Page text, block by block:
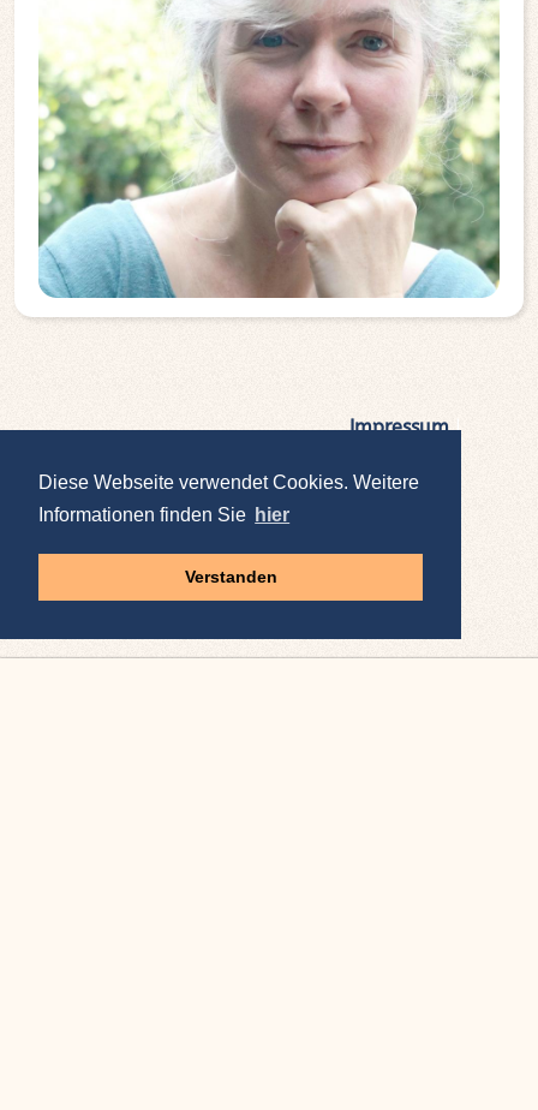
Diese Webseite verwendet Cookies. Weitere
Informationen finden Sie hier
Verstanden
Impressum|